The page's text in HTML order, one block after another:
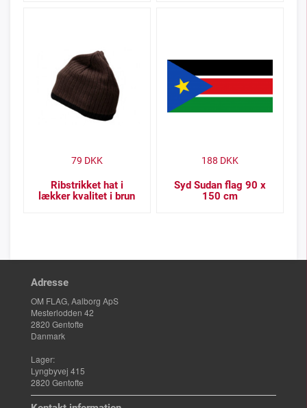
Ribstrikket hat i
lækker kvalitet i brun
79 DKK
Syd Sudan flag 90 x
150 cm
188 DKK
Adresse
OM FLAG, Aalborg ApS
Mesterlodden 42
2820 Gentofte
Danmark
Lager:
Lyngbyvej 415
2820 Gentofte